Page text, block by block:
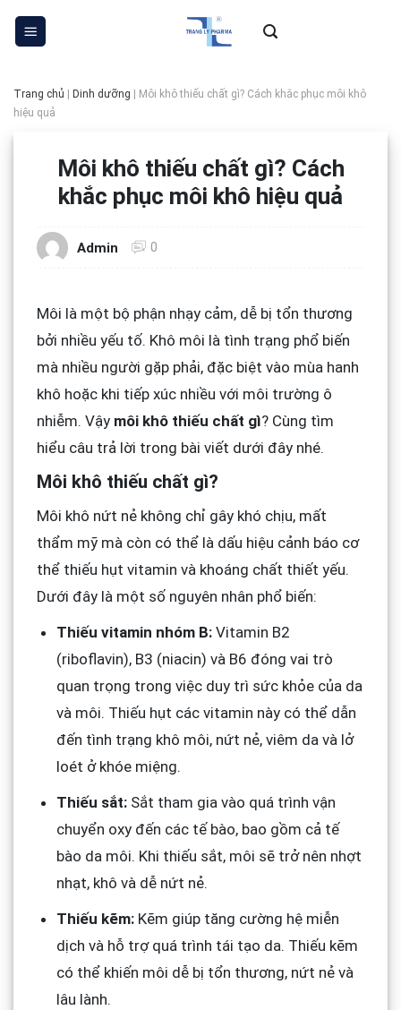
Skip
Trang chủ Dinh dưỡng
Môi khô thiếu chất gì? Cách khắc phục môi khô
hiệu quả
Môi khô thiếu chất gì? Cách
khắc phục môi khô hiệu quả
Admin 0
Môi là một bộ phận nhạy cảm, dễ bị tổn thương
bởi nhiều yếu tố. Khô môi là tình trạng phổ biến
mà nhiều người gặp phải, đặc biệt vào mùa hanh
khô hoặc khi tiếp xúc nhiều với môi trường ô
nhiễm. Vậy môi khô thiếu chất gì? Cùng tìm
hiểu câu trả lời trong bài viết dưới đây nhé.
Môi khô thiếu chất gì?
Môi khô nứt nẻ không chỉ gây khó chịu, mất
thẩm mỹ mà còn có thể là dấu hiệu cảnh báo cơ
thể thiếu hụt vitamin và khoáng chất thiết yếu.
Dưới đây là một số nguyên nhân phổ biến:
Thiếu vitamin nhóm B: Vitamin B2
(riboflavin), B3 (niacin) và B6 đóng vai trò
quan trọng trong việc duy trì sức khỏe của da
và môi. Thiếu hụt các vitamin này có thể dẫn
đến tình trạng khô môi, nứt nẻ, viêm da và lở
loét ở khóe miệng.
Thiếu sắt:Sắt tham gia vào quá trình vận
chuyển oxy đến các tế bào, bao gồm cả tế
bào da môi. Khi thiếu sắt, môi sẽ trở nên nhợt
nhạt, khô và dễ nứt nẻ.
Thiếu kẽm:Kẽm giúp tăng cường hệ miễn
dịch và hỗ trợ quá trình tái tạo da. Thiếu kẽm
có thể khiến môi dễ bị tổn thương, nứt nẻ và
lâu lành.